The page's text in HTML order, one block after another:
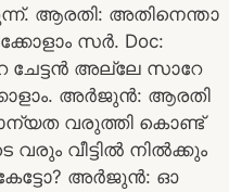
ആരതി: അതിനെന്താ
സർ. Doc:
അല്ലേ സാറേ
അർജുൻ: ആരതി
വരുത്തി കൊണ്ട്
വീട്ടിൽ നിൽക്കും
അർജുൻ: ഓ